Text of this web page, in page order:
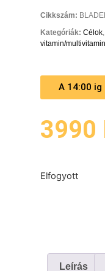
Cikkszám:
Kategóriák: Célok,
vitamin/multivitamin
A 14:00 ig
3990
Elfogyott
Leírás